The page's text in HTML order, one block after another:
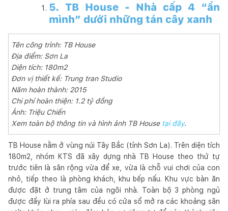
5. TB House - Nhà cấp 4 “ẩn
mình” dưới những tán cây xanh
Tên công trình: TB House
Địa điểm: Sơn La
Diện tích: 180m2
Đơn vị thiết kế: Trung tran Studio
Năm hoàn thành: 2015
Chi phí hoàn thiện: 1.2 tỷ đồng
Ảnh: Triệu Chiến
Xem toàn bộ thông tin và hình ảnh TB House tại đây.
TB House nằm ở vùng núi Tây Bắc (tỉnh Sơn La). Trên diện tích
180m2, nhóm KTS đã xây dựng nhà TB House theo thứ tự
trước tiên là sân rộng vừa để xe, vừa là chỗ vui chơi của con
nhỏ, tiếp theo là phòng khách, khu bếp nấu. Khu vực bàn ăn
được đặt ở trung tâm của ngôi nhà. Toàn bộ 3 phòng ngủ
được đẩy lùi ra phía sau đều có cửa sổ mở ra các khoảng sân